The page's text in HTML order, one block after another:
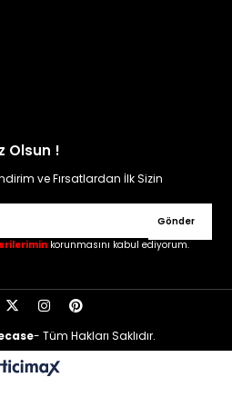
Olsun !
ve Fırsatlardan İlk Sizin
Gönder
korunmasını kabul ediyorum.
- Tüm Hakları Saklıdır.